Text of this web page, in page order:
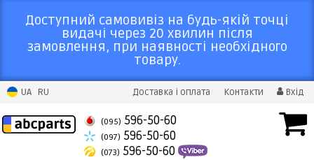
Доступний самовивіз на будь-якій точці
видачі через 20 хвилин після
замовлення, при наявності необхідного
товару.
UA RU Доставка і оплата Контакти Вхід
(095) 596-50-60
(097) 596-50-60
(073) 596-50-60